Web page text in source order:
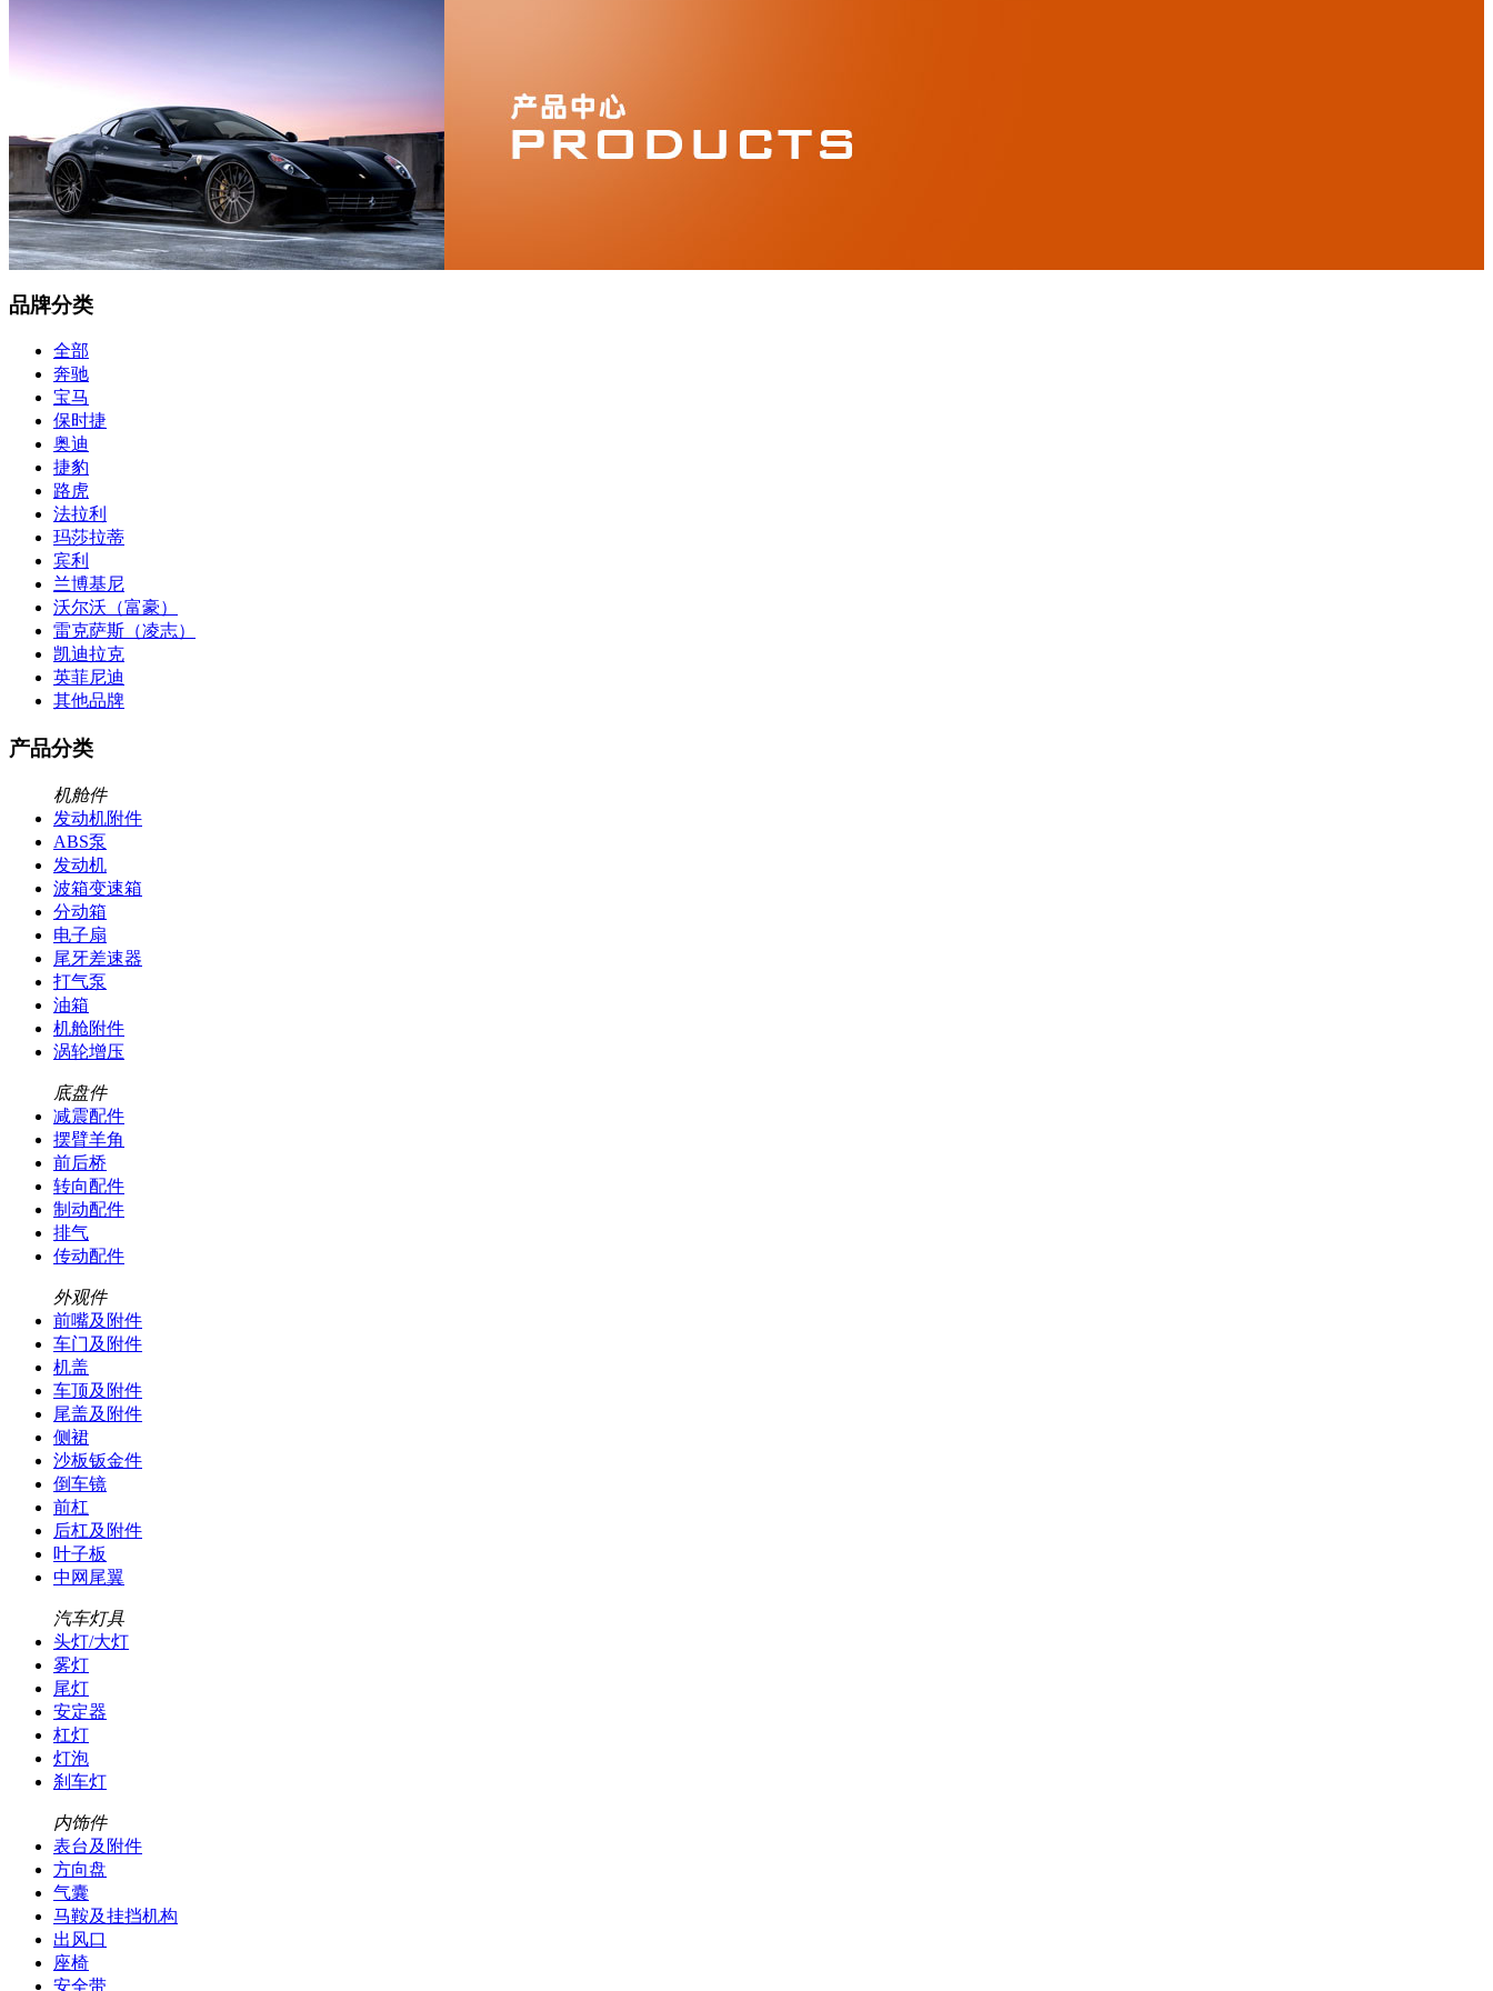
品牌分类
全部
奔驰
宝马
保时捷
奥迪
捷豹
路虎
法拉利
玛莎拉蒂
宾利
兰博基尼
沃尔沃（富豪）
雷克萨斯（凌志）
凯迪拉克
英菲尼迪
其他品牌
产品分类
机舱件
发动机附件
ABS泵
发动机
波箱变速箱
分动箱
电子扇
尾牙差速器
打气泵
油箱
机舱附件
涡轮增压
底盘件
减震配件
摆臂羊角
前后桥
转向配件
制动配件
排气
传动配件
外观件
前嘴及附件
车门及附件
机盖
车顶及附件
尾盖及附件
侧裙
沙板钣金件
倒车镜
前杠
后杠及附件
叶子板
中网尾翼
汽车灯具
头灯/大灯
雾灯
尾灯
安定器
杠灯
灯泡
刹车灯
内饰件
表台及附件
方向盘
气囊
马鞍及挂挡机构
出风口
座椅
安全带